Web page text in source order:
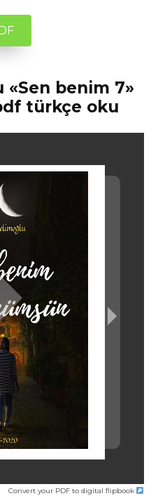
benim 7»
türkçe oku
Convert your PDF to digital flipbook